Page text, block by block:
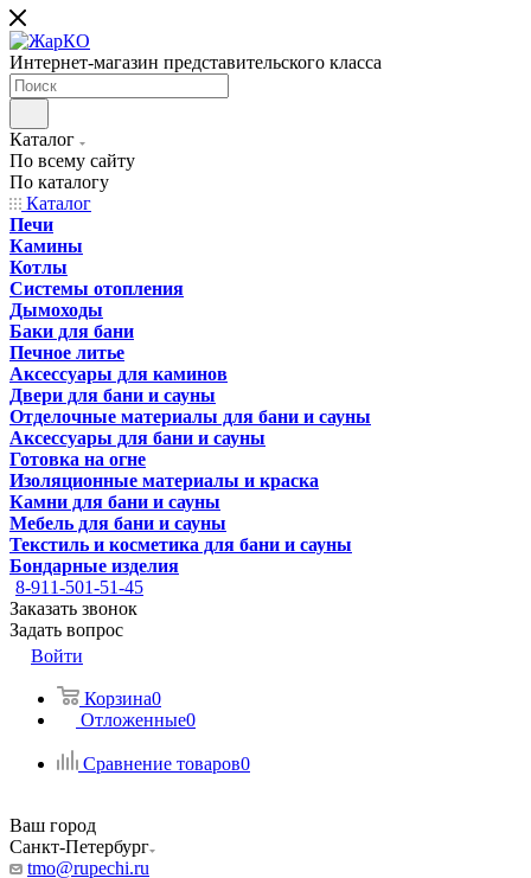
Интернет-магазин представительского класса
Каталог
По всему сайту
По каталогу
Каталог
Печи
Камины
Котлы
Системы отопления
Дымоходы
Баки для бани
Печное литье
Аксессуары для каминов
Двери для бани и сауны
Отделочные материалы для бани и сауны
Аксессуары для бани и сауны
Готовка на огне
Изоляционные материалы и краска
Камни для бани и сауны
Мебель для бани и сауны
Текстиль и косметика для бани и сауны
Бондарные изделия
8-911-501-51-45
Заказать звонок
Задать вопрос
Войти
Корзина0
Отложенные0
Сравнение товаров0
Ваш город
Санкт-Петербург
tmo@rupechi.ru